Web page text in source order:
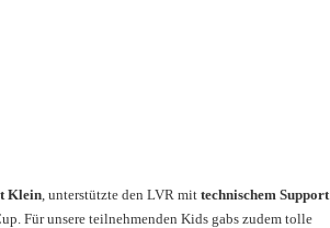
Klein, unterstützte den LVR mit technischem Support
Für unsere teilnehmenden Kids gabs zudem tolle